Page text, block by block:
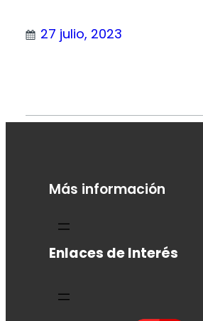
27 julio, 2023
Más información
Enlaces de Interés